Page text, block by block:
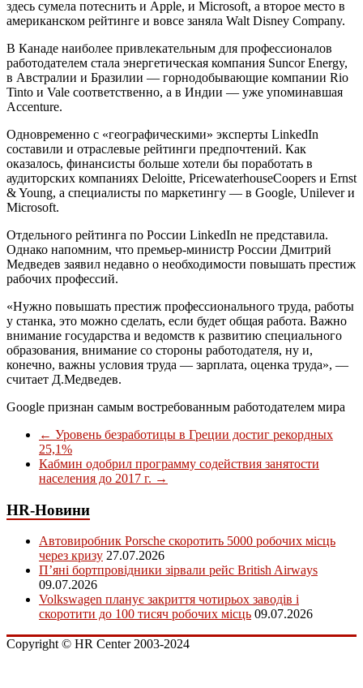
здесь сумела потеснить и Apple, и Microsoft, а второе место в
американском рейтинге и вовсе заняла Walt Disney Company.
В Канаде наиболее привлекательным для профессионалов
работодателем стала энергетическая компания Suncor Energy,
в Австралии и Бразилии — горнодобывающие компании Rio
Tinto и Vale соответственно, а в Индии — уже упоминавшая
Accenture.
Одновременно с «географическими» эксперты LinkedIn
составили и отраслевые рейтинги предпочтений. Как
оказалось, финансисты больше хотели бы поработать в
аудиторских компаниях Deloitte, PricewaterhouseCoopers и Ernst
& Young, а специалисты по маркетингу — в Google, Unilever и
Microsoft.
Отдельного рейтинга по России LinkedIn не представила.
Однако напомним, что премьер-министр России Дмитрий
Медведев заявил недавно о необходимости повышать престиж
рабочих профессий.
«Нужно повышать престиж профессионального труда, работы
у станка, это можно сделать, если будет общая работа. Важно
внимание государства и ведомств к развитию специального
образования, внимание со стороны работодателя, ну и,
конечно, важны условия труда — зарплата, оценка труда», —
считает Д.Медведев.
Google признан самым востребованным работодателем мира
← Уровень безработицы в Греции достиг рекордных
25,1%
Кабмин одобрил программу содействия занятости
населения до 2017 г. →
HR-Новини
Автовиробник Porsche скоротить 5000 робочих місць
через кризу 27.07.2026
П’яні бортпровідники зірвали рейс British Airways
09.07.2026
Volkswagen планує закриття чотирьох заводів і
скоротити до 100 тисяч робочих місць 09.07.2026
Copyright © HR Center 2003-2024